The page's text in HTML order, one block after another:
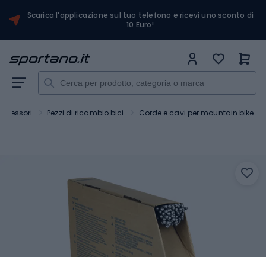
Scarica l'applicazione sul tuo telefono e ricevi uno sconto di
10 Euro!
Pezzi di ricambio bici Corde e cavi per mountain bike